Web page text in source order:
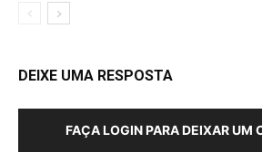
DEIXE UMA RESPOSTA
FAÇA LOGIN PARA DEIXAR UM